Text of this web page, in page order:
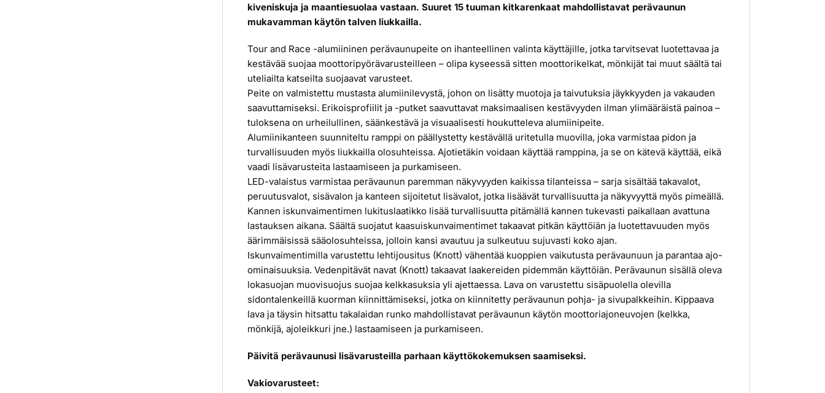
kiveniskuja ja maantiesuolaa vastaan. Suuret 15 tuuman kitkarenkaat mahdollistavat perävaunun
mukavamman käytön talven liukkailla.
Tour and Race -alumiininen perävaunupeite on ihanteellinen valinta käyttäjille, jotka tarvitsevat luotettavaa ja
kestävää suojaa moottoripyörävarusteilleen – olipa kyseessä sitten moottorikelkat, mönkijät tai muut säältä tai
uteliailta katseilta suojaavat varusteet.
Peite on valmistettu mustasta alumiinilevystä, johon on lisätty muotoja ja taivutuksia jäykkyyden ja vakauden
saavuttamiseksi. Erikoisprofiilit ja -putket saavuttavat maksimaalisen kestävyyden ilman ylimääräistä painoa –
tuloksena on urheilullinen, säänkestävä ja visuaalisesti houkutteleva alumiinipeite.
Alumiinikanteen suunniteltu ramppi on päällystetty kestävällä uritetulla muovilla, joka varmistaa pidon ja
turvallisuuden myös liukkailla olosuhteissa. Ajotietäkin voidaan käyttää ramppina, ja se on kätevä käyttää, eikä
vaadi lisävarusteita lastaamiseen ja purkamiseen.
LED-valaistus varmistaa perävaunun paremman näkyvyyden kaikissa tilanteissa – sarja sisältää takavalot,
peruutusvalot, sisävalon ja kanteen sijoitetut lisävalot, jotka lisäävät turvallisuutta ja näkyvyyttä myös pimeällä.
Kannen iskunvaimentimen lukituslaatikko lisää turvallisuutta pitämällä kannen tukevasti paikallaan avattuna
lastauksen aikana. Säältä suojatut kaasuiskunvaimentimet takaavat pitkän käyttöiän ja luotettavuuden myös
äärimmäisissä sääolosuhteissa, jolloin kansi avautuu ja sulkeutuu sujuvasti koko ajan.
Iskunvaimentimilla varustettu lehtijousitus (Knott) vähentää kuoppien vaikutusta perävaunuun ja parantaa ajo-
ominaisuuksia. Vedenpitävät navat (Knott) takaavat laakereiden pidemmän käyttöiän. Perävaunun sisällä oleva
lokasuojan muovisuojus suojaa kelkkasuksia yli ajettaessa. Lava on varustettu sisäpuolella olevilla
sidontalenkeillä kuorman kiinnittämiseksi, jotka on kiinnitetty perävaunun pohja- ja sivupalkkeihin. Kippaava
lava ja täysin hitsattu takalaidan runko mahdollistavat perävaunun käytön moottoriajoneuvojen (kelkka,
mönkijä, ajoleikkuri jne.) lastaamiseen ja purkamiseen.
Päivitä perävaunusi lisävarusteilla parhaan käyttökokemuksen saamiseksi.
Vakiovarusteet: